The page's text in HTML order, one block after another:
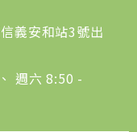
義安和站3號出
週六 8:50 -